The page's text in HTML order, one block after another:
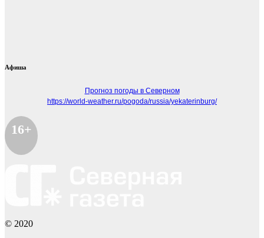
Афиша
Прогноз погоды в Северном
https://world-weather.ru/pogoda/russia/yekaterinburg/
16+
© 2020